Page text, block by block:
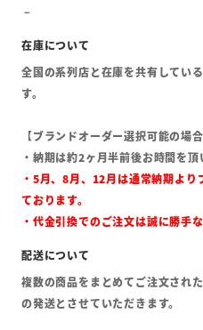
全国の系列店と在庫を共有してい
す。
【ブランドオーダー選択可能の場合
・納期は約2ヶ月半前後お時間を頂
・5月、8月、12月は通常納期よ
ております。
・代金引換でのご注文は誠に勝手
複数の商品をまとめてご注文され
の発送とさせていただきます。